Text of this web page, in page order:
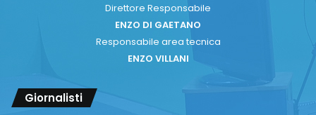
Direttore Responsabile
ENZO DI GAETANO
Responsabile area tecnica
ENZO VILLANI
Giornalisti